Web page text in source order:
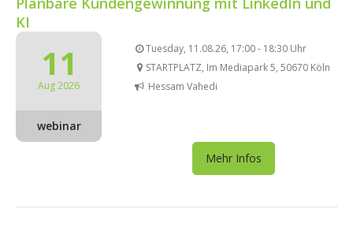
KI
11
Aug 2026
webinar
Tuesday, 11.08.26, 17:00 - 18:30 Uhr
STARTPLATZ, Im Mediapark 5, 50670 Köln
Hessam Vahedi
Mehr Infos